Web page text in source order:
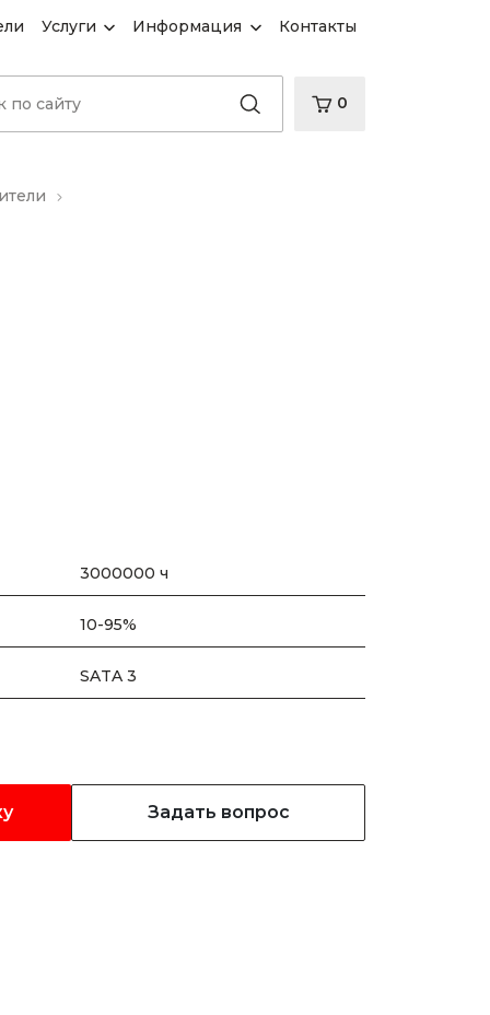
Услуги Информация Контакты
0
3000000 ч
10-95%
SATA 3
Задать вопрос